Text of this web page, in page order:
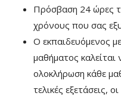
Πρόσβαση 24 ώρες
χρόνους που σας
Ο εκπαιδευόμενος
μαθήματος καλείται
ολοκλήρωση κάθε
τελικές εξετάσεις,